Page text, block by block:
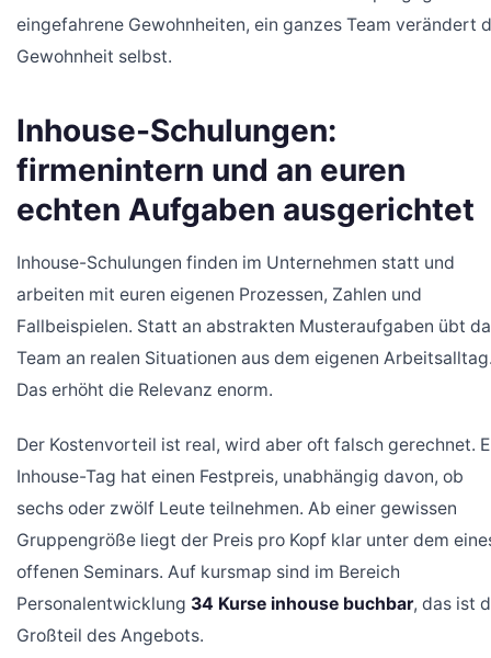
eingefahrene Gewohnheiten, ein ganzes Team verändert
Gewohnheit selbst.
Inhouse-Schulungen:
firmenintern und an euren
echten Aufgaben ausgerichtet
Inhouse-Schulungen finden im Unternehmen statt und
arbeiten mit euren eigenen Prozessen, Zahlen und
Fallbeispielen. Statt an abstrakten Musteraufgaben übt
Team an realen Situationen aus dem eigenen
Das erhöht die Relevanz enorm.
Der Kostenvorteil ist real, wird aber oft falsch gerechnet.
Inhouse-Tag hat einen Festpreis, unabhängig davon, ob
sechs oder zwölf Leute teilnehmen. Ab einer gewissen
Gruppengröße liegt der Preis pro Kopf klar unter dem
offenen Seminars. Auf kursmap sind im Bereich
Personalentwicklung 34 Kurse inhouse buchbar, das ist
Großteil des Angebots.